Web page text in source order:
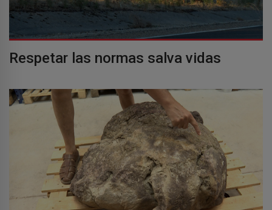
Respetar las normas salva vidas